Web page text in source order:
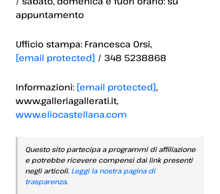
appuntamento
Ufficio stampa: Francesca Orsi,
[email protected] / 348 5238868
Informazioni: [email protected],
www.galleriagallerati.it,
www.eliocastellana.com
Questo sito partecipa a programmi di affiliazione
e potrebbe ricevere compensi dai link presenti
negli articoli. Leggi la nostra pagina di
trasparenza.